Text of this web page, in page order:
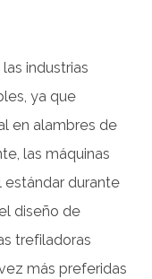
industrias
ya que
en alambres de
las máquinas
estándar durante
diseño de
trefiladoras
más preferidas